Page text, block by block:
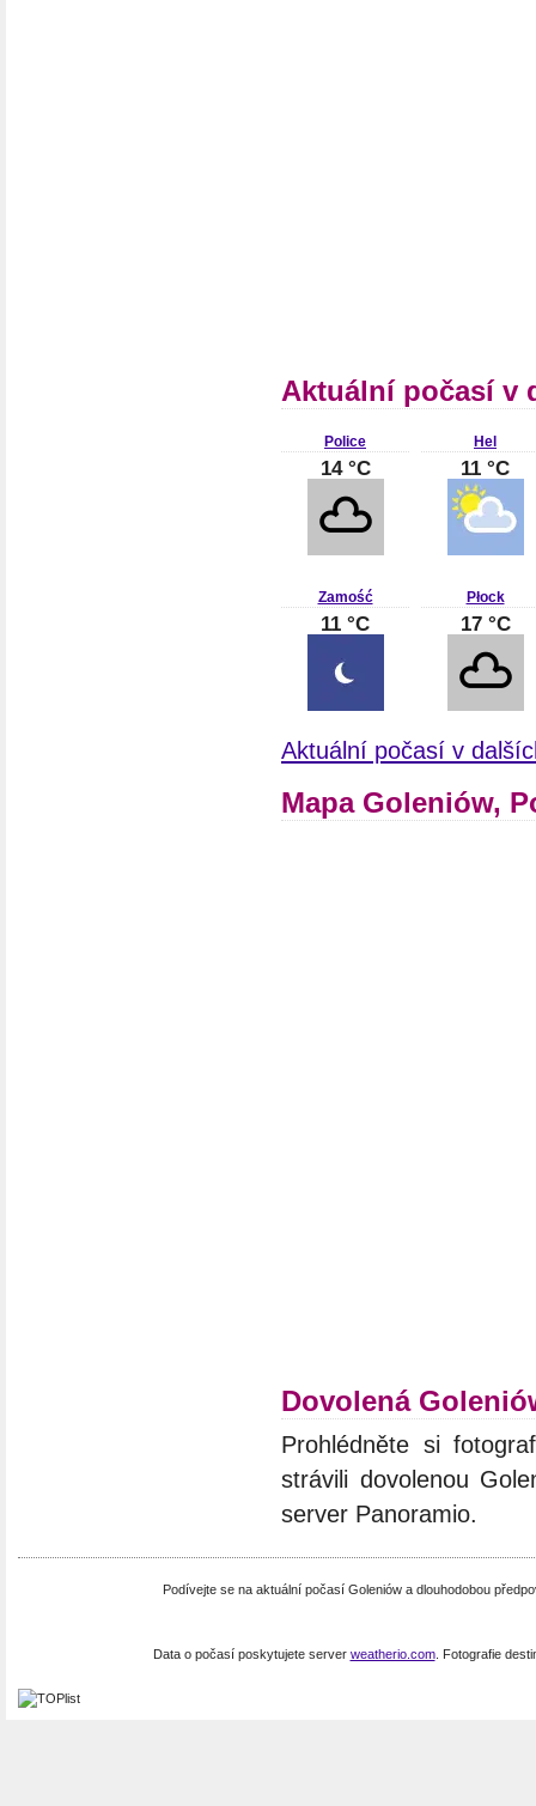
Aktuální počasí v
Police
14 °C
Hel
11 °C
Zamość
11 °C
Płock
17 °C
Aktuální počasí v
Mapa Goleniów,
Dovolená
Prohlédněte si
strávili dovolenou
server Panoramio.
Podívejte se na aktuální počasí Goleniów a dlouhodobou
Data o počasí poskytujete server weatherio.com. Fotografie